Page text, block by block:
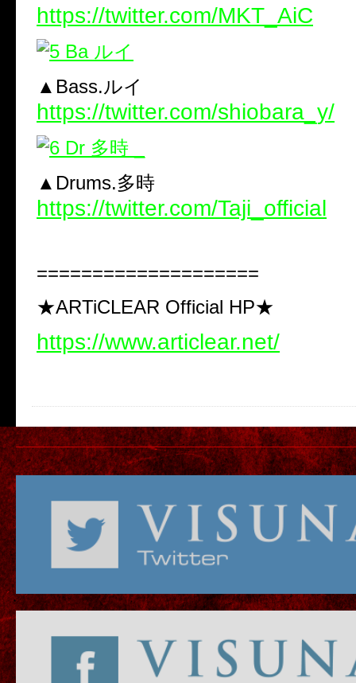
https://twitter.com/MKT_AiC
▲Bass.ルイ
https://twitter.com/shiobara_y/
▲Drums.多時
https://twitter.com/Taji_official
====================
★ARTiCLEAR Official HP★
https://www.articlear.net/